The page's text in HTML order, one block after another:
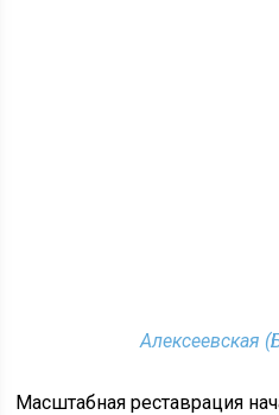
Алексеевская
Масштабная реставрация